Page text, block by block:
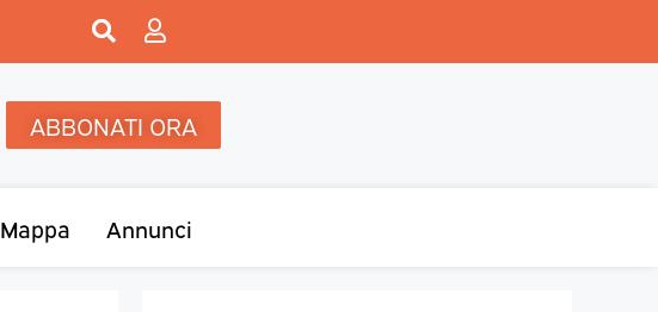
ABBONATI ORA
Mappa Annunci